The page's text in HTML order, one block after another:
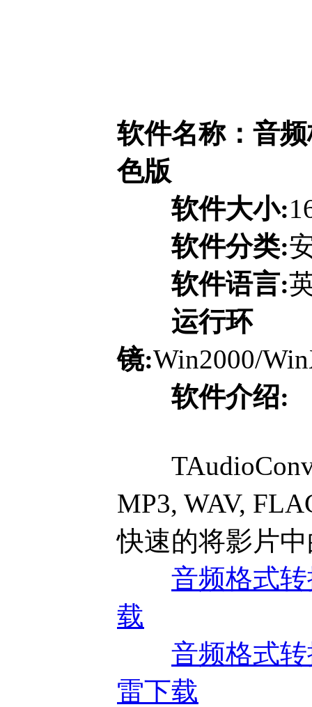
软件名称：音
色版
软件大小:
软件分类:
软件语言:
运行环
镜:Win2000/
软件介绍:
MP3, WAV,
快速的将影片
音频格式转
载
音频格式转
雷下载